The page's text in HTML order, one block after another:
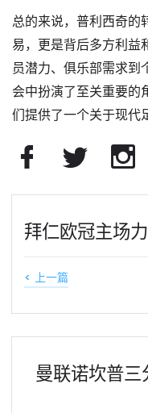
总的来说，普利西奇的
易，更是背后多方利益
员潜力、俱乐部需求到
会中扮演了至关重要的
们提供了一个关于现代
拜仁欧冠主场
< 上一篇
曼联诺坎普